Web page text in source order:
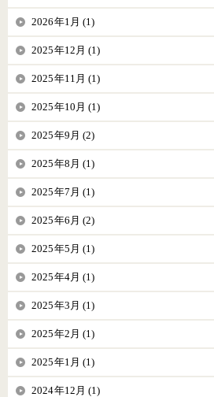
2026年1月 (1)
2025年12月 (1)
2025年11月 (1)
2025年10月 (1)
2025年9月 (2)
2025年8月 (1)
2025年7月 (1)
2025年6月 (2)
2025年5月 (1)
2025年4月 (1)
2025年3月 (1)
2025年2月 (1)
2025年1月 (1)
2024年12月 (1)